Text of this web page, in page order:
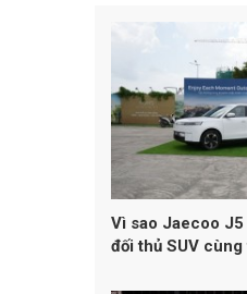
Vì sao Jaecoo
đối thủ SUV